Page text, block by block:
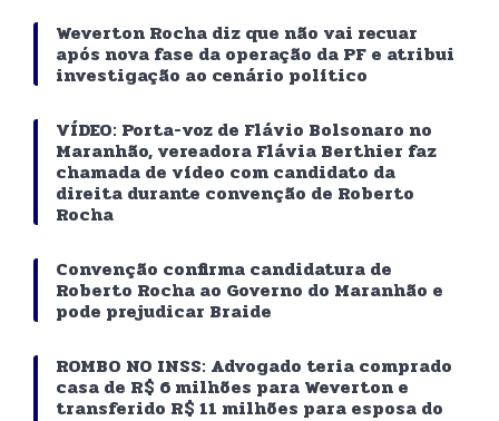
Weverton Rocha diz que não vai recuar
após nova fase da operação da PF e atribui
investigação ao cenário político
VÍDEO: Porta-voz de Flávio Bolsonaro no
Maranhão, vereadora Flávia Berthier faz
chamada de vídeo com candidato da
direita durante convenção de Roberto
Rocha
Convenção confirma candidatura de
Roberto Rocha ao Governo do Maranhão e
pode prejudicar Braide
ROMBO NO INSS: Advogado teria comprado
casa de R$ 6 milhões para Weverton e
transferido R$ 11 milhões para esposa do